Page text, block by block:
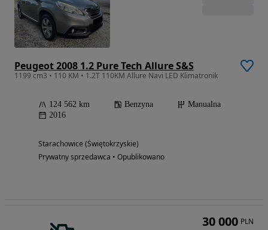
Peugeot 2008 1.2 Pure Tech Allure S&S
1199 cm3 • 110 KM • 1.2T 110KM Allure Navi LED Klimatronik
124 562 km Benzyna
Manualna
2016
Starachowice (Świętokrzyskie)
Prywatny sprzedawca • Opublikowano
30 000 PLN